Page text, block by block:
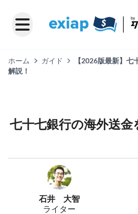
ホーム ガイド
【2026版最新】
解説！
七十七銀行の海外送金
石井 大智
ライター